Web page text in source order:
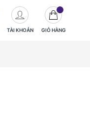
TÀI KHOẢN GIỎ HÀNG